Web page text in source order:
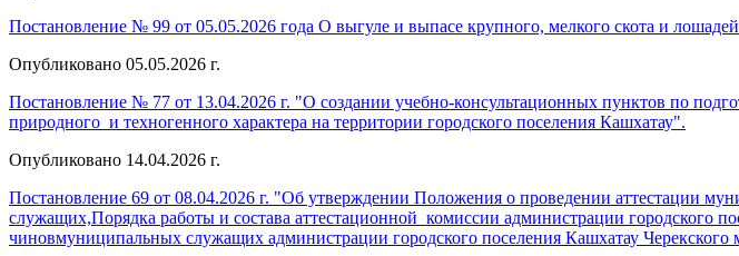
Постановление № 99 от 05.05.2026 года О выгуле и выпасе крупного, мелкого скота и
Опубликовано 05.05.2026 г.
Постановление № 77 от 13.04.2026 г. "О создании учебно-консультационных пунктов по
природного и техногенного характера на территории городского поселения Кашхатау".
Опубликовано 14.04.2026 г.
Постановление 69 от 08.04.2026 г. "Об утверждении Положения о проведении аттестации
служащих,Порядка работы и состава аттестационной комиссии администрации городского
чиновмуниципальных служащих администрации городского поселения Кашхатау